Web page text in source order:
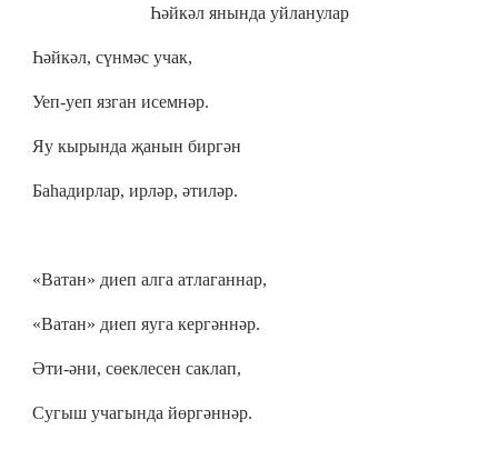
Һәйкәл янында уйланулар
Һәйкәл, сүнмәс учак,
Уеп-уеп язган исемнәр.
Яу кырында җанын биргән
Баһадирлар, ирләр, әтиләр.
«Ватан» диеп алга атлаганнар,
«Ватан» диеп яуга кергәннәр.
Әти-әни, сөеклесен саклап,
Сугыш учагында йөргәннәр.